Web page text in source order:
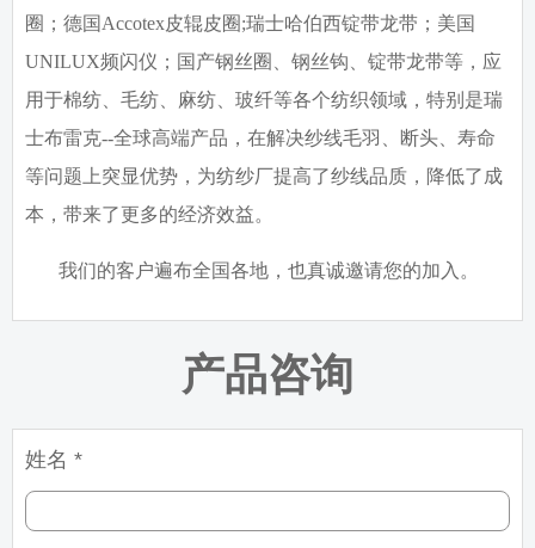
圈；德国 Accotex皮辊皮圈;瑞士哈伯西锭带龙带；美国
UNILUX频闪仪；国产钢丝圈、钢丝钩、锭带龙带等，应
用于棉纺、毛纺、麻纺、玻纤等各个纺织领域，特别是瑞
士布雷克--全球高端产品，在解决纱线毛羽、断头、寿命
等问题上突显优势，为纺纱厂提高了纱线品质，降低了成
本，带来了更多的经济效益。
我们的客户遍布全国各地，也真诚邀请您的加入。
产品咨询
姓名 *